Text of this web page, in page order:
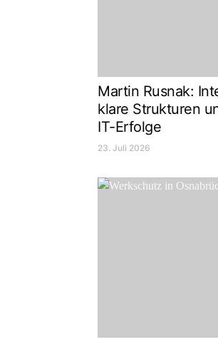
Martin Rusnak:
klare Strukturen
IT-Erfolge
23. Juli 2026